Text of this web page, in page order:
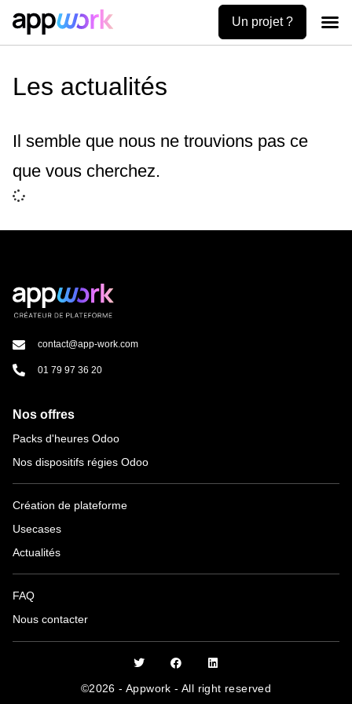
Un projet ?
Les actualités
Il semble que nous ne trouvions pas ce
que vous cherchez.
contact@app-work.com
01 79 97 36 20
Nos offres
Packs d'heures Odoo
Nos dispositifs régies Odoo
Création de plateforme
Usecases
Actualités
FAQ
Nous contacter
©2026 - Appwork - All right reserved